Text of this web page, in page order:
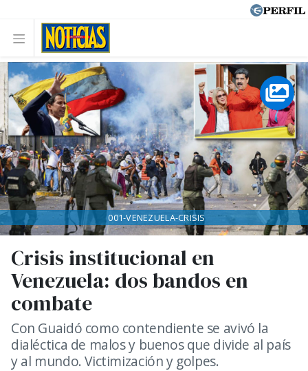
Crisis institucional en
Venezuela: dos bandos en
combate
Con Guaidó como contendiente se avivó la
dialéctica de malos y buenos que divide al país
y al mundo. Victimización y golpes.
001-VENEZUELA-CRISIS